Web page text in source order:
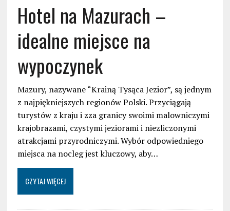
Hotel na Mazurach –
idealne miejsce na
wypoczynek
Mazury, nazywane “Krainą Tysąca Jezior”, są jednym
z najpiękniejszych regionów Polski. Przyciągają
turystów z kraju i zza granicy swoimi malowniczymi
krajobrazami, czystymi jeziorami i niezliczonymi
atrakcjami przyrodniczymi. Wybór odpowiedniego
miejsca na nocleg jest kluczowy, aby…
CZYTAJ WIĘCEJ